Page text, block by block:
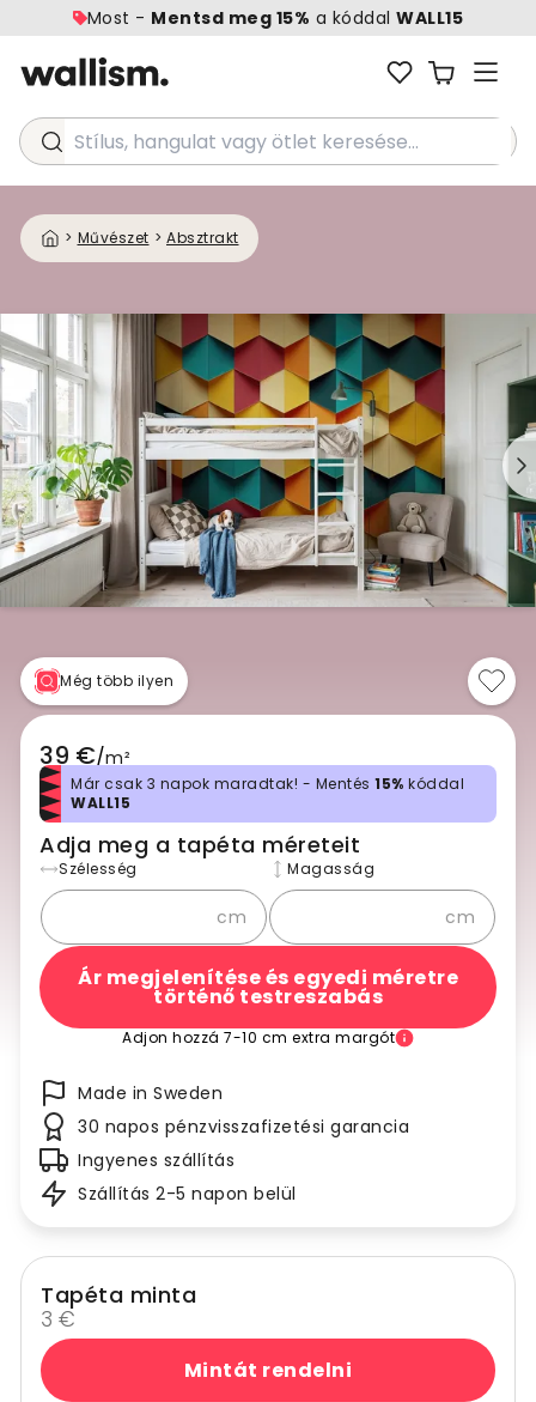
Most - Mentsd meg 15% a kóddalWALL15
Stílus, hangulat vagy ötlet keresése...
> Művészet > Absztrakt
Még több ilyen
39 €/m²
Már csak 3 napok maradtak! - Mentés 15% kóddal
WALL15
Adja meg a tapéta méreteit
Szélesség
cm
Magasság
cm
Ár megjelenítése és egyedi méretre
történő testreszabás
Adjon hozzá 7-10 cm extra margót
Made in Sweden
30 napos pénzvisszafizetési garancia
Ingyenes szállítás
Szállítás 2-5 napon belül
Tapéta minta
3 €
Mintát rendelni